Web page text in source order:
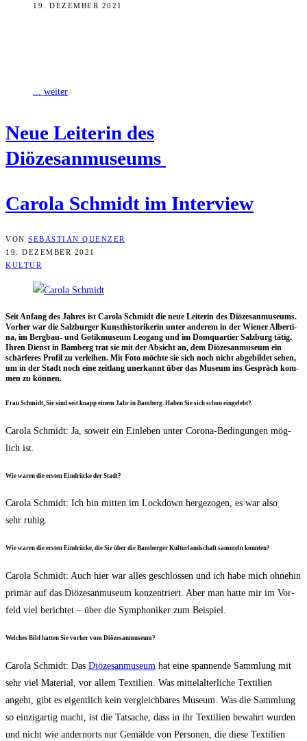
19. DEZEMBER 2021
... weiter
Neue Lei­te­rin des
Diözesanmuseums
Caro­la Schmidt im Interview
VON SEBASTIAN QUENZER
19. DEZEMBER 2021
KULTUR
Seit Anfang des Jah­res ist Caro­la Schmidt die neue Lei­te­rin des Diö­ze­san­mu­se­ums.
Vor­her war die Salz­bur­ger Kunst­his­to­ri­ke­rin unter ande­rem in der Wie­ner Alber­ti­
na, im Berg­bau- und Gotik­mu­se­um Leo­gang und im Dom­quar­tier Salz­burg tätig.
Ihren Dienst in Bam­berg trat sie mit der Absicht an, dem Diö­ze­san­mu­se­um ein
schär­fe­res Pro­fil zu ver­lei­hen. Mit Foto möch­te sie sich noch nicht abge­bil­det sehen,
um in der Stadt noch eine zeit­lang uner­kannt über das Muse­um ins Gespräch kom­
men zu können.
Frau Schmidt, Sie sind seit knapp einem Jahr in Bam­berg. Haben Sie sich schon eingelebt?
Caro­la Schmidt: Ja, soweit ein Ein­le­ben unter Coro­na-Bedin­gun­gen mög­
lich ist.
Wie waren die ers­ten Ein­drü­cke der Stadt?
Caro­la Schmidt: Ich bin mit­ten im Lock­down her­ge­zo­gen, es war also
sehr ruhig.
Wie waren die ers­ten Ein­drü­cke, die Sie über die Bam­ber­ger Kul­tur­land­schaft sam­meln konnten?
Caro­la Schmidt: Auch hier war alles geschlos­sen und ich habe mich ohne­hin
pri­mär auf das Diö­ze­san­mu­se­um kon­zen­triert. Aber man hat­te mir im Vor­
feld viel berich­tet – über die Sym­pho­ni­ker zum Beispiel.
Wel­ches Bild hat­ten Sie vor­her vom Diözesanmuseum?
Caro­la Schmidt: Das Diö­ze­san­mu­se­um hat eine span­nen­de Samm­lung mit
sehr viel Mate­ri­al, vor allem Tex­ti­li­en. Was mit­tel­al­ter­li­che Tex­ti­li­en
angeht, gibt es eigent­lich kein ver­gleich­ba­res Muse­um. Was die Samm­lung
so ein­zig­ar­tig macht, ist die Tat­sa­che, dass in ihr Tex­ti­li­en bewahrt wur­den
und nicht wie andern­orts nur Gemäl­de von Per­so­nen, die die­se Tex­ti­li­en